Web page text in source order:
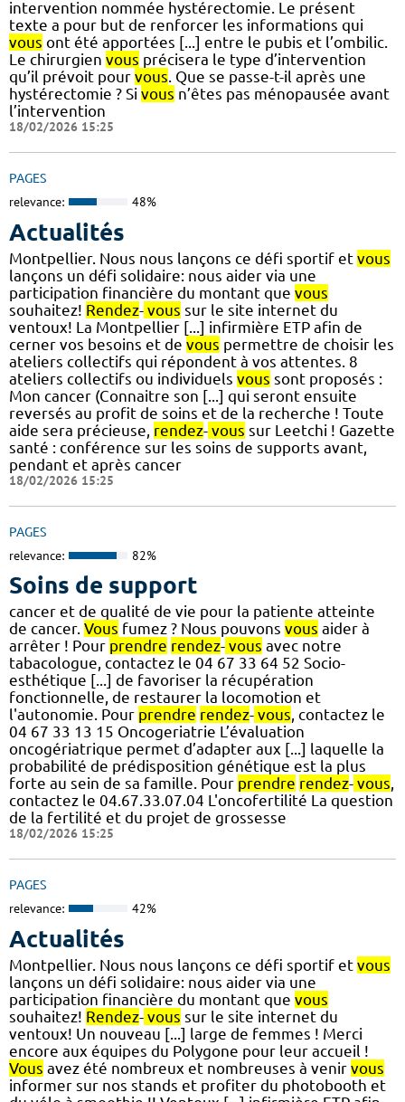
intervention nommée hystérectomie. Le présent
texte a pour but de renforcer les informations qui
vous ont été apportées [...] entre le pubis et l’ombilic.
Le chirurgien vous précisera le type d’intervention
qu’il prévoit pour vous. Que se passe-t-il après une
hystérectomie ? Si vous n’êtes pas ménopausée avant
l’intervention
18/02/2026 15:25
PAGES
relevance: 48%
Actualités
Montpellier. Nous nous lançons ce défi sportif et vous
lançons un défi solidaire: nous aider via une
participation financière du montant que vous
souhaitez! Rendez- vous sur le site internet du
ventoux! La Montpellier [...] infirmière ETP afin de
cerner vos besoins et de vous permettre de choisir les
ateliers collectifs qui répondent à vos attentes. 8
ateliers collectifs ou individuels vous sont proposés :
Mon cancer (Connaitre son [...] qui seront ensuite
reversés au profit de soins et de la recherche ! Toute
aide sera précieuse, rendez- vous sur Leetchi ! Gazette
santé : conférence sur les soins de supports avant,
pendant et après cancer
18/02/2026 15:25
PAGES
relevance: 82%
Soins de support
cancer et de qualité de vie pour la patiente atteinte
de cancer. Vous fumez ? Nous pouvons vous aider à
arrêter ! Pour prendre rendez- vous avec notre
tabacologue, contactez le 04 67 33 64 52 Socio-
esthétique [...] de favoriser la récupération
fonctionnelle, de restaurer la locomotion et
l'autonomie. Pour prendre rendez- vous, contactez le
04 67 33 13 15 Oncogeriatrie L’évaluation
oncogériatrique permet d’adapter aux [...] laquelle la
probabilité de prédisposition génétique est la plus
forte au sein de sa famille. Pour prendre rendez- vous,
contactez le 04.67.33.07.04 L'oncofertilité La question
de la fertilité et du projet de grossesse
18/02/2026 15:25
PAGES
relevance: 42%
Actualités
Montpellier. Nous nous lançons ce défi sportif et vous
lançons un défi solidaire: nous aider via une
participation financière du montant que vous
souhaitez! Rendez- vous sur le site internet du
ventoux! Un nouveau [...] large de femmes ! Merci
encore aux équipes du Polygone pour leur accueil !
Vous avez été nombreux et nombreuses à venir vous
informer sur nos stands et profiter du photobooth et